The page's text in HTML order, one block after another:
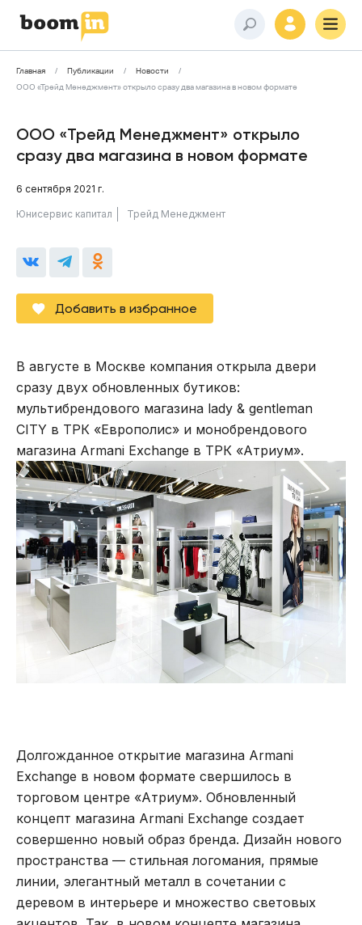
Главная Публикации
Новости
ООО «Трейд Менеджмент» открыло сразу два магазина в новом формате
ООО «Трейд Менеджмент» открыло
сразу два магазина в новом формате
6 сентября 2021 г.
Юнисервис капитал Трейд Менеджмент
Добавить в избранное
В августе в Москве компания открыла двери
сразу двух обновленных бутиков:
мультибрендового магазина lady & gentleman
CITY в ТРК «Европолис» и монобрендового
магазина Armani Exchange в ТРК «Атриум».
Долгожданное открытие магазина Armani
Exchange в новом формате свершилось в
торговом центре «Атриум». Обновленный
концепт магазина Armani Exchange создает
совершенно новый образ бренда. Дизайн нового
пространства — стильная логомания, прямые
линии, элегантный металл в сочетании с
деревом в интерьере и множество световых